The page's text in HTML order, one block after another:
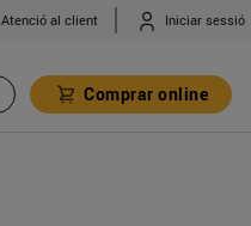
Atenció al client Iniciar sessió
Comprar online